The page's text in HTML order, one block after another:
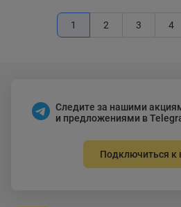
1 2 3 4
Следите за нашими
и предложениями в
Подключиться к